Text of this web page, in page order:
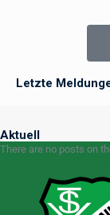
Letzte
Aktuell
There are no posts on